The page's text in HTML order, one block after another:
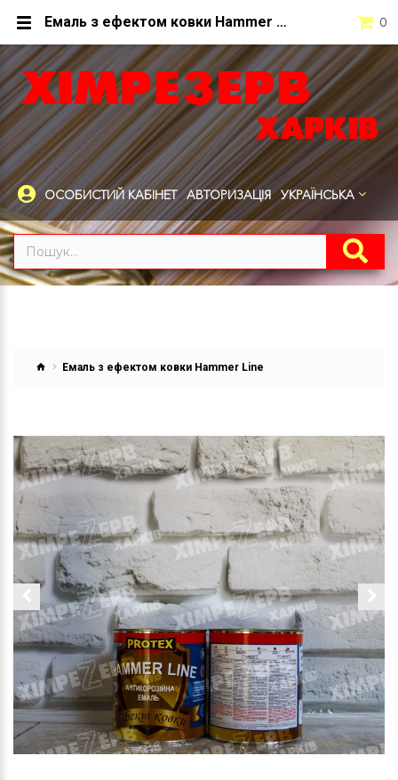
0
ОСОБИСТИЙ КАБІНЕТ АВТОРИЗАЦІЯ УКРАЇНСЬКА
Емаль з ефектом ковки Hammer Line
Емаль з ефектом ковки Hammer Line